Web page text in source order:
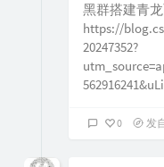
黑群搭建青
https://
20247352?
0 发